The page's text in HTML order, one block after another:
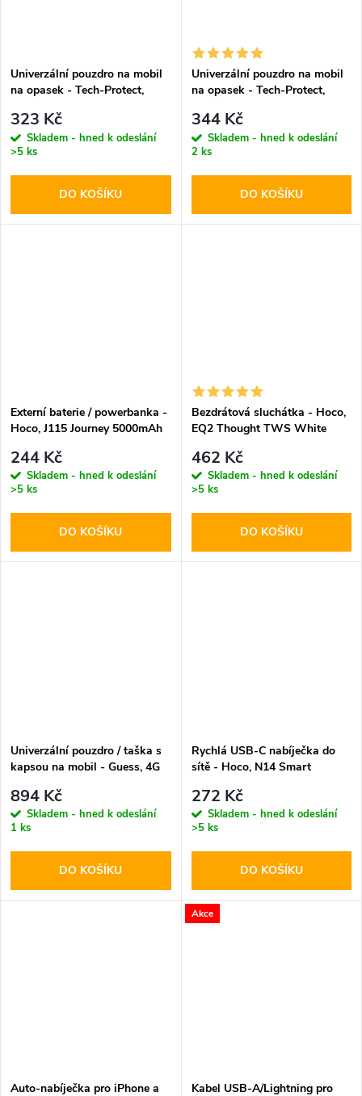
Univerzální pouzdro na mobil
na opasek - Tech-Protect,
323 Kč
Skladem - hned k odeslání
>5 ks
DO KOŠÍKU
Univerzální pouzdro na mobil
na opasek - Tech-Protect,
344 Kč
Skladem - hned k odeslání
2 ks
DO KOŠÍKU
Externí baterie / powerbanka -
Hoco, J115 Journey 5000mAh
244 Kč
Skladem - hned k odeslání
>5 ks
DO KOŠÍKU
Bezdrátová sluchátka - Hoco,
EQ2 Thought TWS White
462 Kč
Skladem - hned k odeslání
>5 ks
DO KOŠÍKU
Univerzální pouzdro / taška s
kapsou na mobil - Guess, 4G
894 Kč
Skladem - hned k odeslání
1 ks
DO KOŠÍKU
Rychlá USB-C nabíječka do
sítě - Hoco, N14 Smart
272 Kč
Skladem - hned k odeslání
>5 ks
DO KOŠÍKU
Auto-nabíječka pro iPhone a
Akce
Kabel USB-A/Lightning pro